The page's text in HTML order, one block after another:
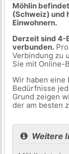
Möhlin
(Schweiz) und
Einwohnern.
Derzeit sind 4-
verbunden.
Verbindung zu
Sie mit Online-
Wir haben eine
Bedürfnisse
Grund zeigen
der am besten
Weitere